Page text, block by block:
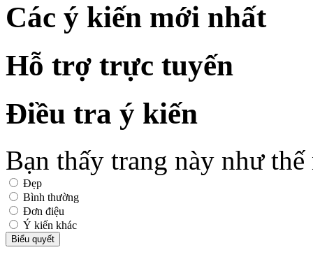
Các ý kiến mới nhất
Hỗ trợ trực tuyến
Điều tra ý kiến
Bạn thấy trang này như thế
Đẹp
Bình thường
Đơn điệu
Ý kiến khác